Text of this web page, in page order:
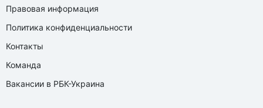
Правовая информация
Политика конфиденциальности
Контакты
Команда
Вакансии в РБК-Украина